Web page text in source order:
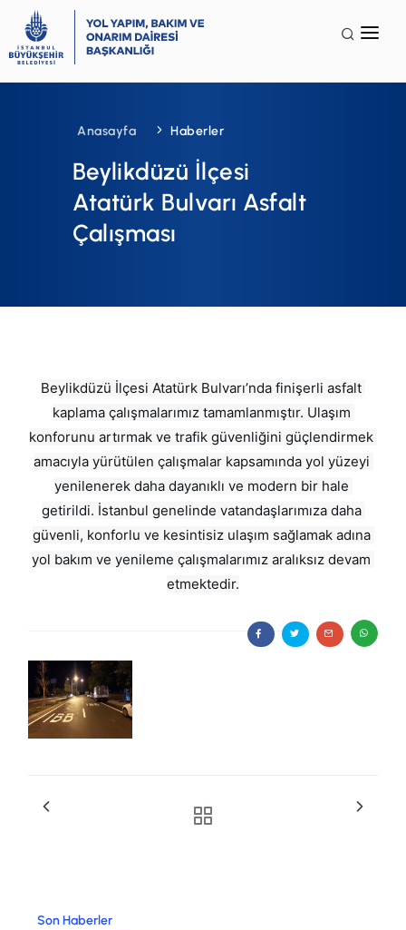
Terminoloji
SSS
Anasayfa Haberler
Beylikdüzü İlçesi
Atatürk Bulvarı Asfalt
Çalışması
Beylikdüzü İlçesi Atatürk Bulvarı’nda finişerli asfalt
kaplama çalışmalarımız tamamlanmıştır. Ulaşım
konforunu artırmak ve trafik güvenliğini güçlendirmek
amacıyla yürütülen çalışmalar kapsamında yol yüzeyi
yenilenerek daha dayanıklı ve modern bir hale
getirildi. İstanbul genelinde vatandaşlarımıza daha
güvenli, konforlu ve kesintisiz ulaşım sağlamak adına
yol bakım ve yenileme çalışmalarımız aralıksız devam
etmektedir.
Son Haberler